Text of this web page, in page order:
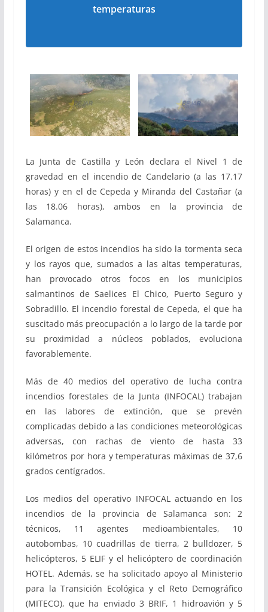
temperaturas
La Junta de Castilla y León declara el Nivel 1 de
gravedad en el incendio de Candelario (a las 17.17
horas) y en el de Cepeda y Miranda del Castañar (a
las 18.06 horas), ambos en la provincia de
Salamanca.
El origen de estos incendios ha sido la tormenta seca
y los rayos que, sumados a las altas temperaturas,
han provocado otros focos en los municipios
salmantinos de Saelices El Chico, Puerto Seguro y
Sobradillo. El incendio forestal de Cepeda, el que ha
suscitado más preocupación a lo largo de la tarde por
su proximidad a núcleos poblados, evoluciona
favorablemente.
Más de 40 medios del operativo de lucha contra
incendios forestales de la Junta (INFOCAL) trabajan
en las labores de extinción, que se prevén
complicadas debido a las condiciones meteorológicas
adversas, con rachas de viento de hasta 33
kilómetros por hora y temperaturas máximas de 37,6
grados centígrados.
Los medios del operativo INFOCAL actuando en los
incendios de la provincia de Salamanca son: 2
técnicos, 11 agentes medioambientales, 10
autobombas, 10 cuadrillas de tierra, 2 bulldozer, 5
helicópteros, 5 ELIF y el helicóptero de coordinación
HOTEL. Además, se ha solicitado apoyo al Ministerio
para la Transición Ecológica y el Reto Demográfico
(MITECO), que ha enviado 3 BRIF, 1 hidroavión y 5